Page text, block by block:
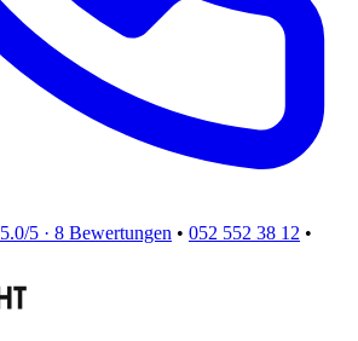
5.0/5 · 8 Bewertungen • 052 552 38 12 •